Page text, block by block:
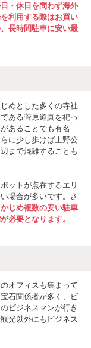
・休日を問わず海外
利用する際はお買い
長時間駐車に安い最
めとした多くの寺社
ある菅原道真を祀っ
あることでも有名
に少し歩けば上野公
まで混雑することも
ットが点在するエリ
場合が多いです。さ
じめ複数の安い駐車
必要となります。
オフィスも集まって
石関係者が多く、ビ
ビジネスマンが行き
光以外にもビジネス